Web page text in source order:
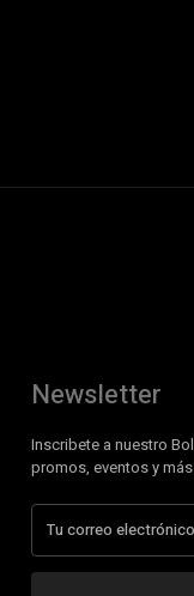
Newsletter
Inscribete a nuestro
promos, eventos y más